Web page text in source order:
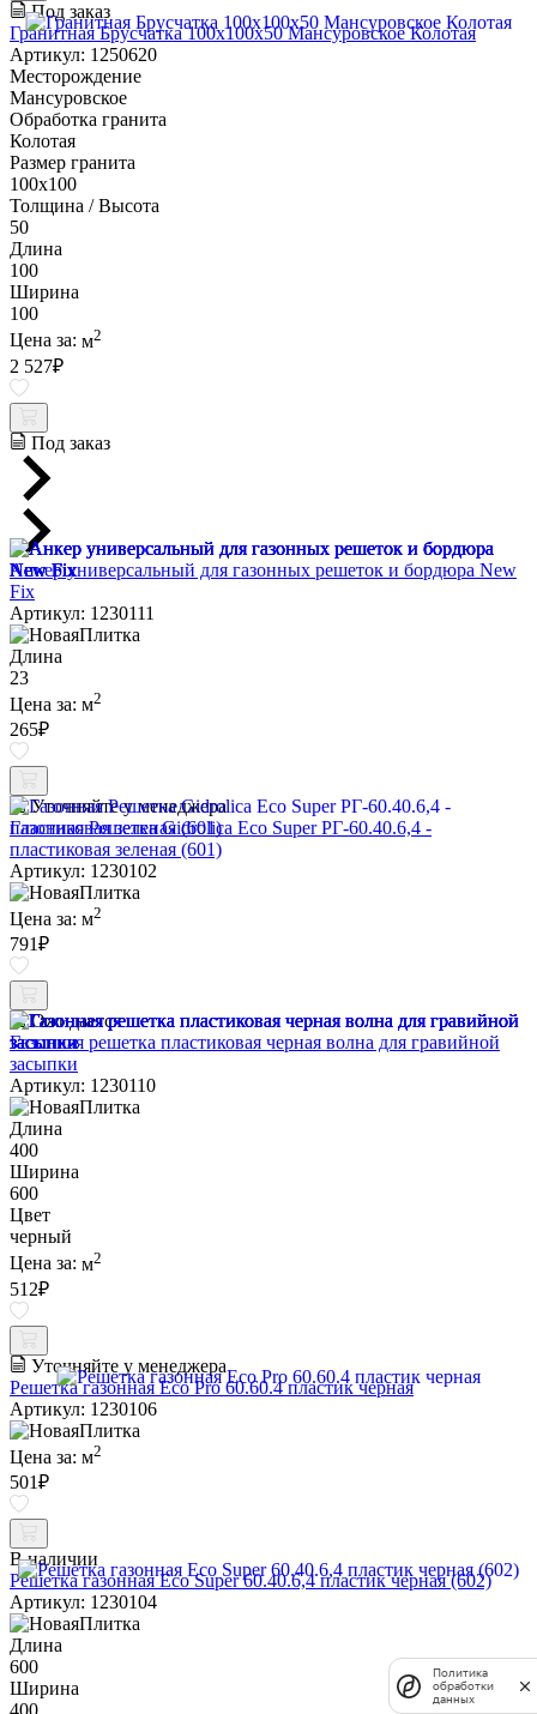
Под заказ
Гранитная Брусчатка 100х100x50 Мансуровское Колотая
Артикул: 1250620
Месторождение
Мансуровское
Обработка гранита
Колотая
Размер гранита
100х100
Толщина / Высота
50
Длина
100
Ширина
100
Цена за: м2
2 527₽
Под заказ
Анкер универсальный для газонных решеток и бордюра New
Fix
Артикул: 1230111
Длина
23
Цена за: м2
265₽
Уточняйте у менеджера
Газонная Решетка Gidrolica Eco Super РГ-60.40.6,4 -
пластиковая зеленая (601)
Артикул: 1230102
Цена за: м2
791₽
Ожидается
Газонная решетка пластиковая черная волна для гравийной
засыпки
Артикул: 1230110
Длина
400
Ширина
600
Цвет
черный
Цена за: м2
512₽
Уточняйте у менеджера
Решетка газонная Eco Pro 60.60.4 пластик черная
Артикул: 1230106
Цена за: м2
501₽
В наличии
Решетка газонная Eco Super 60.40.6,4 пластик черная (602)
Артикул: 1230104
Длина
600
Ширина
400
Политика
обработки
данных